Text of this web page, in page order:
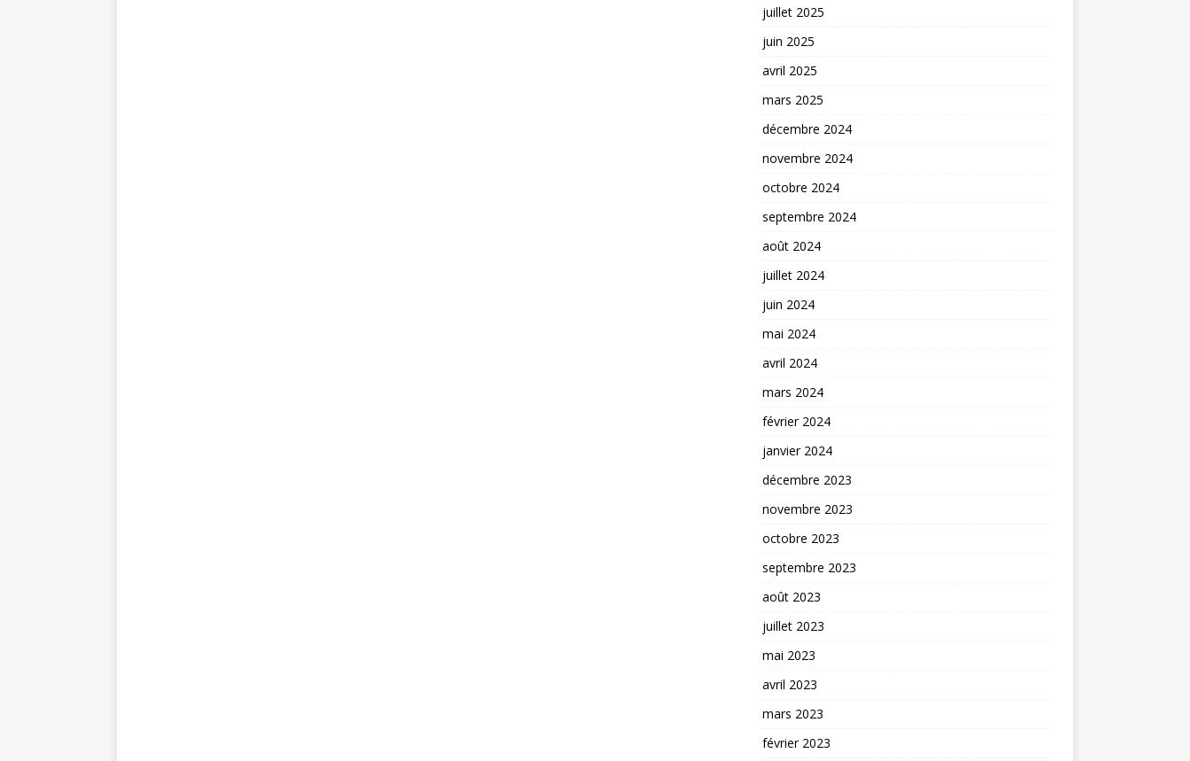
juillet 2025
juin 2025
avril 2025
mars 2025
décembre 2024
novembre 2024
octobre 2024
septembre 2024
août 2024
juillet 2024
juin 2024
mai 2024
avril 2024
mars 2024
février 2024
janvier 2024
décembre 2023
novembre 2023
octobre 2023
septembre 2023
août 2023
juillet 2023
mai 2023
avril 2023
mars 2023
février 2023